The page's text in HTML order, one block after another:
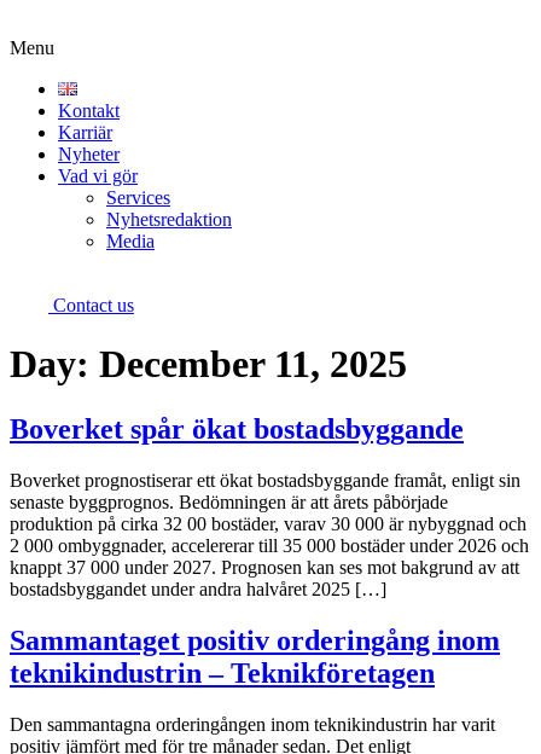
Menu
Kontakt
Karriär
Nyheter
Vad vi gör
Services
Nyhetsredaktion
Media
Contact us
Day: December 11, 2025
Boverket spår ökat bostadsbyggande
Boverket prognostiserar ett ökat bostadsbyggande framåt, enligt sin
senaste byggprognos. Bedömningen är att årets påbörjade
produktion på cirka 32 00 bostäder, varav 30 000 är nybyggnad och
2 000 ombyggnader, accelererar till 35 000 bostäder under 2026 och
knappt 37 000 under 2027. Prognosen kan ses mot bakgrund av att
bostadsbyggandet under andra halvåret 2025 […]
Sammantaget positiv orderingång inom
teknikindustrin – Teknikföretagen
Den sammantagna orderingången inom teknikindustrin har varit
positiv jämfört med för tre månader sedan. Det enligt